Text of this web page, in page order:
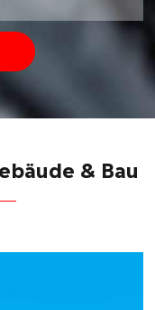
& Bau